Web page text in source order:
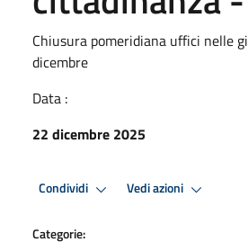
Chiusura pomeridiana uffici nelle
dicembre
Data :
22 dicembre 2025
Condividi Vedi azioni
Categorie: